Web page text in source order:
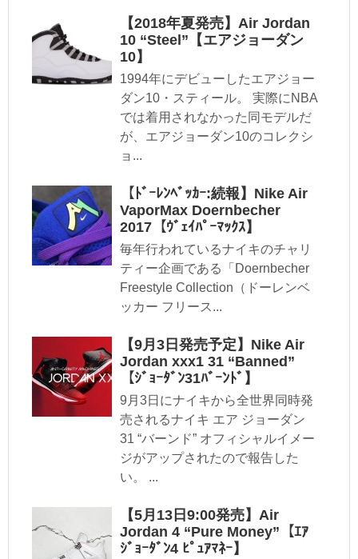
【2018年夏発売】Air Jordan
10 “Steel”【エアジョーダン
10】
1994年にデビューしたエアジョー
ダン10・スティール。 実際にNBA
では着用されなかった同モデルだ
が、エアジョーダン10のコレクシ
ョ...
【ﾄﾞｰﾚﾝﾍﾞｯｶｰ:続報】Nike Air
VaporMax Doernbecher
2017【ｳﾞｪｲﾊﾟｰﾏｯｸｽ】
毎年行われているナイキのチャリ
ティー企画である「Doernbecher
Freestyle Collection（ドーレンベ
ッカー フリース...
【9月3日発売予定】Nike Air
Jordan xxx1 31 “Banned”
【ｼﾞｮｰﾀﾞﾝ31ﾊﾞｰﾝﾄﾞ】
9月3日にナイキから全世界同時発
売されるナイキ エア ジョーダン
31 “バーンド” オフィシャルイメー
ジがアップされたので報告した
い。 ...
【5月13日9:00発売】Air
Jordan 4 “Pure Money”【ｴｱ
ｼﾞｮｰﾀﾞﾝ4 ﾋﾟｭｱﾏﾈｰ】